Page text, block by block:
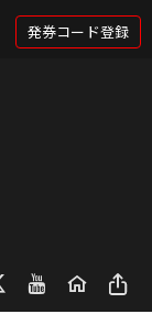
発券コード登録